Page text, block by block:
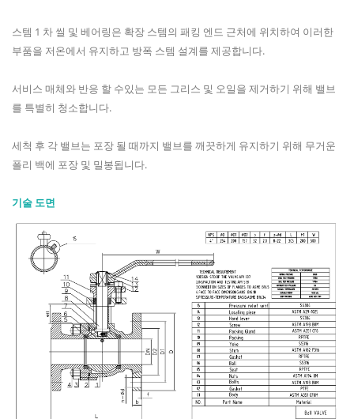
스템 1 차 씰 및 베어링은 확장 스템의 패킹 엔드 근처에 위치하여 이러한
부품을 저온에서 유지하고 방폭 스템 설계를 제공합니다.
서비스 매체와 반응 할 수있는 모든 그리스 및 오일을 제거하기 위해 밸브
를 특별히 청소합니다.
세척 후 각 밸브는 포장 될 때까지 밸브를 깨끗하게 유지하기 위해 무거운
폴리 백에 포장 및 밀봉됩니다.
기술 도면